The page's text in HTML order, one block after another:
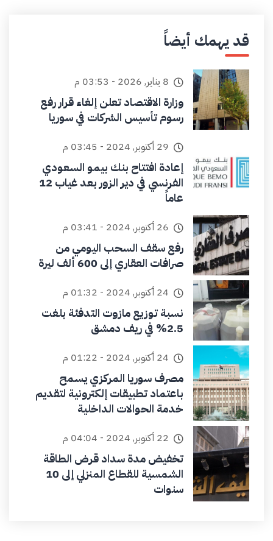
قد يهمك أيضاً
8 يناير, 2026 - 03:53 م
وزارة الاقتصاد تعلن إلغاء قرار رفع
رسوم تأسيس الشركات في سوريا
29 أكتوبر, 2024 - 03:45 م
إعادة افتتاح بنك بيمو السعودي
الفرنسي في دير الزور بعد غياب 12
عاماً
26 أكتوبر, 2024 - 03:41 م
رفع سقف السحب اليومي من
صرافات العقاري إلى 600 ألف ليرة
24 أكتوبر, 2024 - 01:32 م
نسبة توزيع مازوت التدفئة بلغت
2.5% في ريف دمشق
24 أكتوبر, 2024 - 01:22 م
مصرف سوريا المركزي يسمح
باعتماد تطبيقات إلكترونية لتقديم
خدمة الحوالات الداخلية
22 أكتوبر, 2024 - 04:04 م
تخفيض مدة سداد قرض الطاقة
الشمسية للقطاع المنزلي إلى 10
سنوات